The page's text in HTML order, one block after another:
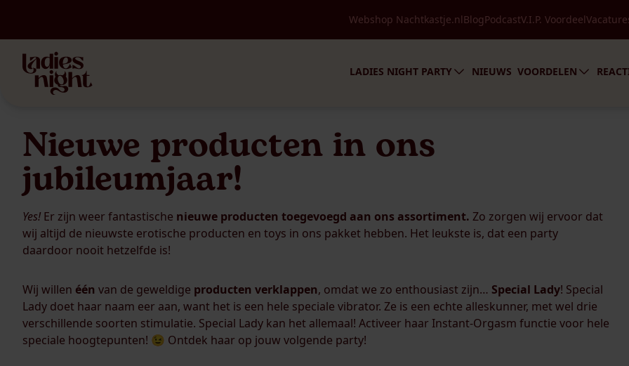
Webshop Nachtkastje.nlBlogPodcastV.I.P. Voordeel
LADIES NIGHT PARTY
Over LadiesNight
Party boeken
NIEUWS VOORDELEN
V.I.P
Nieuwe producten in ons
jubileumjaar!
Yes! Er zijn weer fantastische nieuwe producten toegevoegd aan ons assortiment. Zo zorgen wij ervoor dat
wij altijd de nieuwste erotische producten en toys in ons pakket hebben. Het leukste is, dat een party
daardoor nooit hetzelfde is!
Wij willen één van de geweldige producten verklappen, omdat we zo enthousiast zijn… Special Lady! Special
Lady doet haar naam eer aan, want het is een hele speciale vibrator. Ze is een echte alleskunner, met wel drie
verschillende soorten stimulatie. Special Lady kan het allemaal! Activeer haar Instant-Orgasm functie voor hele
speciale hoogtepunten! 😉 Ontdek haar op jouw volgende party!